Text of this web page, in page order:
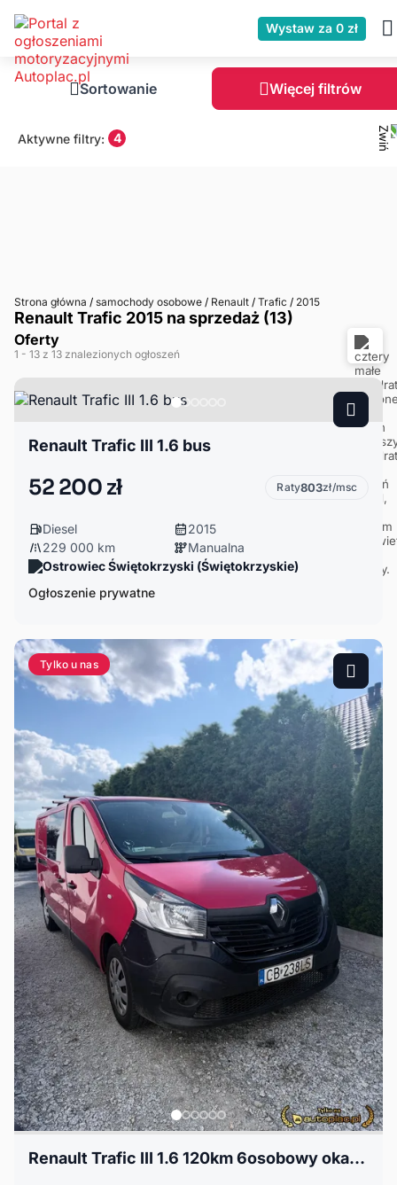
Wystaw za 0 zł
Sortowanie Więcej filtrów
Aktywne filtry: 4
Strona główna / samochody osobowe / Renault / Trafic / 2015
Renault Trafic 2015 na sprzedaż (13)
Oferty
1 - 13 z 13 znalezionych ogłoszeń
Renault Trafic III 1.6 bus
52 200 zł Raty803zł/msc
Diesel
2015
229 000 km
Manualna
Ostrowiec Świętokrzyski (Świętokrzyskie)
Ogłoszenie prywatne
Tylko u nas
Renault Trafic III 1.6 120km 6osobowy okazja